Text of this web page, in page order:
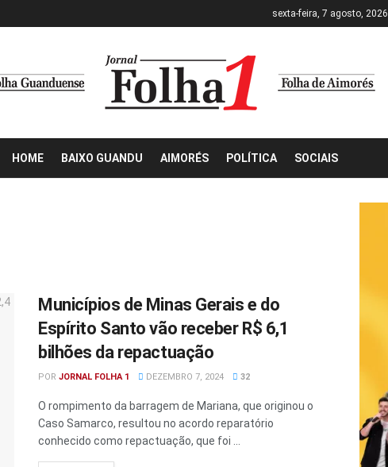
sexta-feira, 7 agosto, 2026
HOME BAIXO GUANDU AIMORÉS POLÍTICA SOCIAIS
Municípios de Minas Gerais e do
Espírito Santo vão receber R$ 6,1
bilhões da repactuação
POR JORNAL FOLHA 1 DEZEMBRO 7, 2024 32
O rompimento da barragem de Mariana, que originou o
Caso Samarco, resultou no acordo reparatório
conhecido como repactuação, que foi ...